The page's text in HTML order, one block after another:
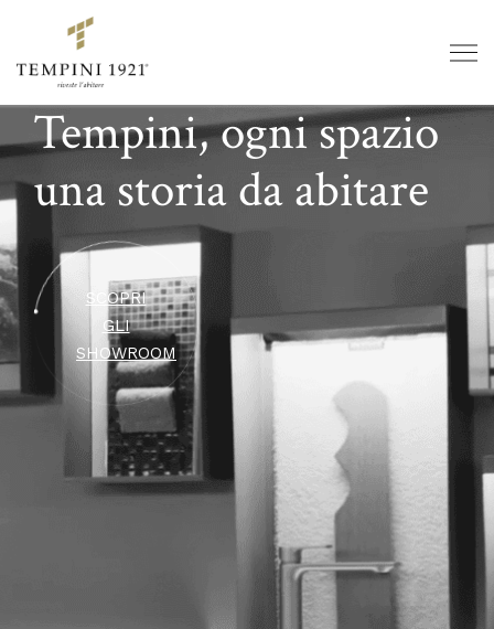
Tempini, ogni spazio
una storia da abitare
SCOPRI
GLI
SHOWROOM